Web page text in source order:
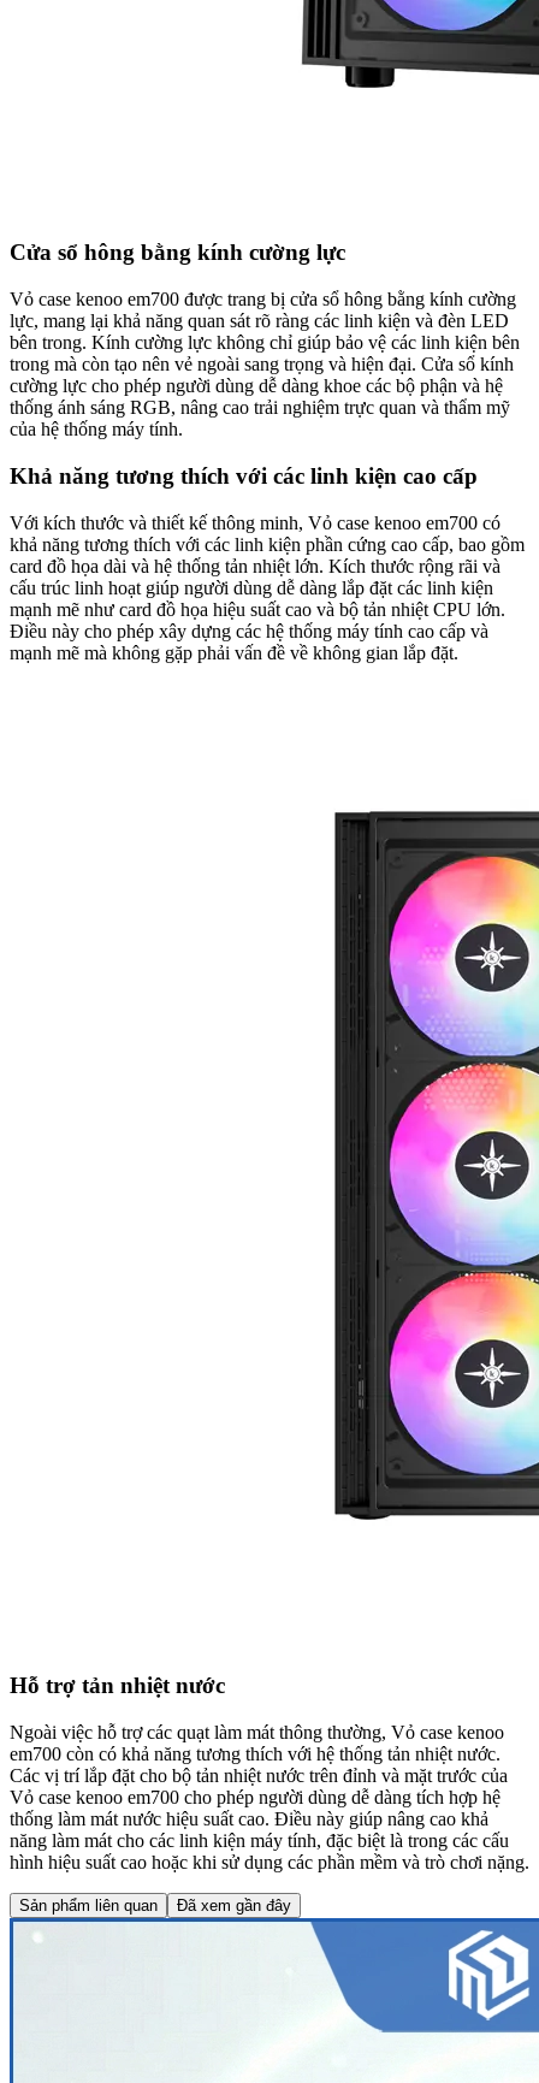
Cửa sổ hông bằng kính cường lực
Vỏ case kenoo em700 được trang bị cửa sổ hông bằng kính cường
lực, mang lại khả năng quan sát rõ ràng các linh kiện và đèn LED
bên trong. Kính cường lực không chỉ giúp bảo vệ các linh kiện bên
trong mà còn tạo nên vẻ ngoài sang trọng và hiện đại. Cửa sổ kính
cường lực cho phép người dùng dễ dàng khoe các bộ phận và hệ
thống ánh sáng RGB, nâng cao trải nghiệm trực quan và thẩm mỹ
của hệ thống máy tính.
Khả năng tương thích với các linh kiện cao cấp
Với kích thước và thiết kế thông minh, Vỏ case kenoo em700 có
khả năng tương thích với các linh kiện phần cứng cao cấp, bao gồm
card đồ họa dài và hệ thống tản nhiệt lớn. Kích thước rộng rãi và
cấu trúc linh hoạt giúp người dùng dễ dàng lắp đặt các linh kiện
mạnh mẽ như card đồ họa hiệu suất cao và bộ tản nhiệt CPU lớn.
Điều này cho phép xây dựng các hệ thống máy tính cao cấp và
mạnh mẽ mà không gặp phải vấn đề về không gian lắp đặt.
Hỗ trợ tản nhiệt nước
Ngoài việc hỗ trợ các quạt làm mát thông thường, Vỏ case kenoo
em700 còn có khả năng tương thích với hệ thống tản nhiệt nước.
Các vị trí lắp đặt cho bộ tản nhiệt nước trên đỉnh và mặt trước của
Vỏ case kenoo em700 cho phép người dùng dễ dàng tích hợp hệ
thống làm mát nước hiệu suất cao. Điều này giúp nâng cao khả
năng làm mát cho các linh kiện máy tính, đặc biệt là trong các cấu
hình hiệu suất cao hoặc khi sử dụng các phần mềm và trò chơi nặng.
Sản phẩm liên quan Đã xem gần đây